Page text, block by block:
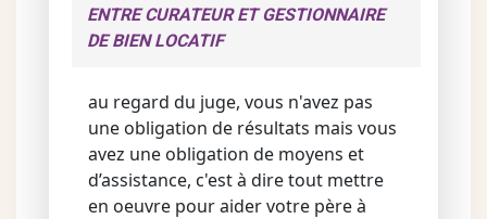
ENTRE CURATEUR ET GESTIONNAIRE
DE BIEN LOCATIF
au regard du juge, vous n'avez pas
une obligation de résultats mais vous
avez une obligation de moyens et
d’assistance, c'est à dire tout mettre
en oeuvre pour aider votre père à